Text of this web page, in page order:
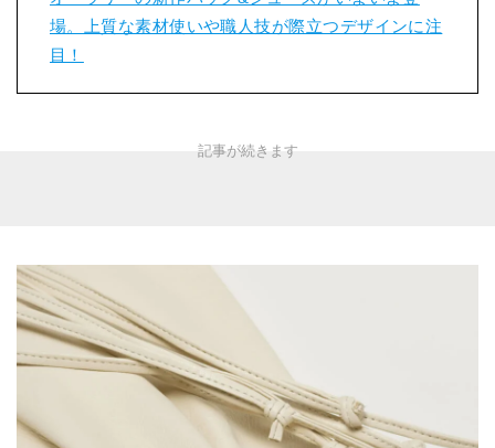
場。上質な素材使いや職人技が際立つデザインに注
目！